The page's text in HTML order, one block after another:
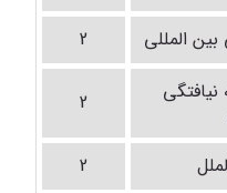
المللی 2
2
2